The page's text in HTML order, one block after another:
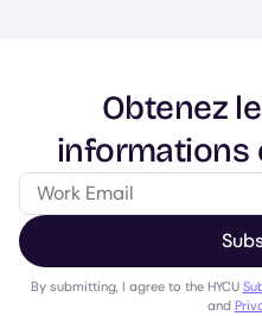
Obtenez
informations
By submitting, I agree to the HYCU
and